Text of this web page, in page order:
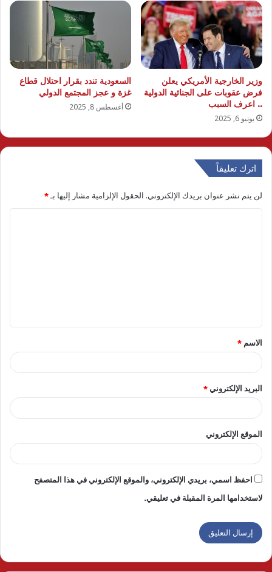
وزير الخارجية الأمريكي يعلن
فرض عقوبات على الجنائية الدولية
.. اعرف السبب
يونيو 6, 2025
السعودية تندد بقرار احتلال قطاع
غزة و عجز المجتمع الدولي
أغسطس 8, 2025
اترك تعليقاً
لن يتم نشر عنوان بريدك الإلكتروني. الحقول الإلزامية مشار إليها بـ*
ق
*
الاسم *
البريد الإلكتروني*
الموقع الإلكتروني
احفظ اسمي، بريدي الإلكتروني، والموقع الإلكتروني في هذا المتصفح
لاستخدامها المرة المقبلة في تعليقي.